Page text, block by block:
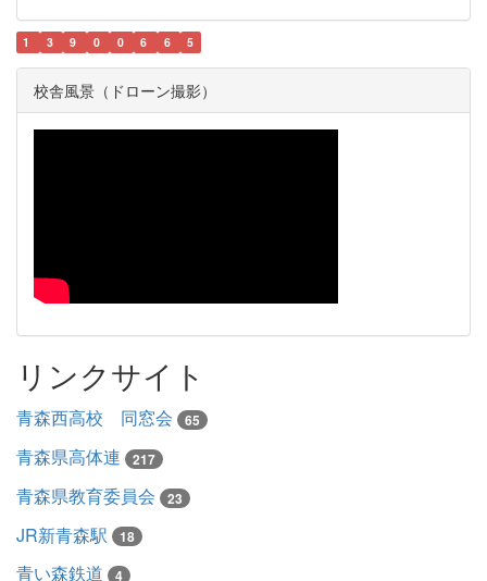
1 3 9 0 0 6 6 5
校舎風景（ドローン撮影）
リンクサイト
青森西高校 同窓会 65
青森県高体連 217
青森県教育委員会 23
JR新青森駅 18
青い森鉄道 4